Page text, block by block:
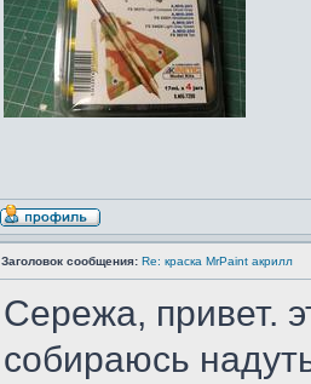
Заголовок сообщения: Re: краска MrPaint акрилл
Сережа, привет.
собираюсь